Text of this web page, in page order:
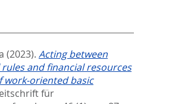
(2023). Acting between
and financial resources
work-oriented basic
für